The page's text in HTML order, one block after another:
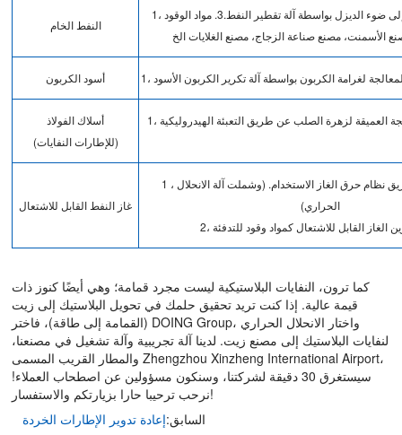
النفط الخام
1، بيع مباشرة. 2، أنتقل إلى ضوء الديزل بواسطة آلة تقطير النفط.3. مواد الوقود
أسود الكربون
أسلاك الفولاذ
(للإطارات النفايات)
غاز النفط القابل للاشتعال
1 ، حرق الوقود عن طريق نظام حرق الغاز الاستخدام. (وشملت آلة الانحلال
كما ترون، النفايات البلاستيكية ليست مجرد قمامة؛ وهي أيضًا كنوز ذات
قيمة عالية. إذا كنت تريد تحقيق حلمك في تحويل البلاستيك إلى زيت
(القمامة إلى طاقة)، ​​فاختر DOING Group، واختار الانحلال الحراري
لنفايات البلاستيك إلى مصنع زيت. لدينا آلة تجريبية وآلة تشغيل في مصنعنا،
والمطار القريب المسمى Zhengzhou Xinzheng International Airport،
سيستغرق 30 دقيقة لشركتنا، وسنكون مسؤولين عن اصطحاب العملاء!
نرحب ترحيبا حارا بزيارتكم والاستفسار!
السابق: